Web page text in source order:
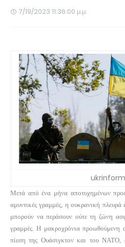
7/19/2023 11:36:00 μ.μ.
Μετά από ένα μήνα αποτυχημένων
αμυντικές γραμμές, η ουκρανική πλευρά
μπορούν να περάσουν ούτε τη ζώνη
γραμμές. Η μακροχρόνια προωθούμενη
πίεση της Ουάσιγκτον και του ΝΑΤΟ,